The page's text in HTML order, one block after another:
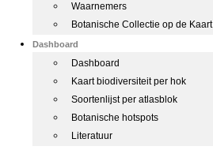
Waarnemers
Botanische Collectie op de Kaart
Dashboard
Dashboard
Kaart biodiversiteit per hok
Soortenlijst per atlasblok
Botanische hotspots
Literatuur